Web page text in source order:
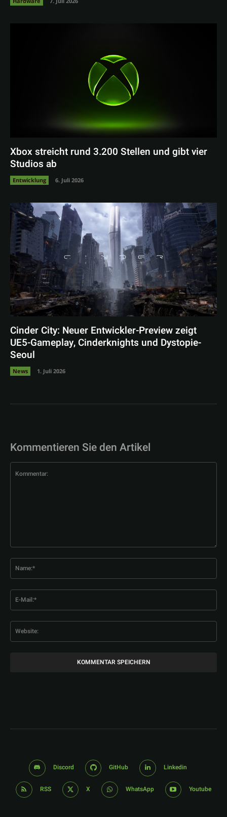
Xbox streicht rund 3.200 Stellen und gibt vier
Studios ab
Entwicklung 6. Juli 2026
Cinder City: Neuer Entwickler-Preview zeigt
UE5-Gameplay, Cinderknights und Dystopie-
Seoul
News 1. Juli 2026
Kommentieren Sie den Artikel
Discord GitHub Linkedin
RSS X WhatsApp Youtube